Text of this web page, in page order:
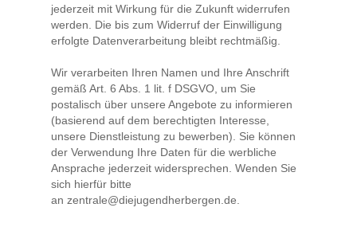
jederzeit mit Wirkung für die Zukunft widerrufen
werden. Die bis zum Widerruf der Einwilligung
erfolgte Datenverarbeitung bleibt rechtmäßig.
Wir verarbeiten Ihren Namen und Ihre Anschrift
gemäß Art. 6 Abs. 1 lit. f DSGVO, um Sie
postalisch über unsere Angebote zu informieren
(basierend auf dem berechtigten Interesse,
unsere Dienstleistung zu bewerben). Sie können
der Verwendung Ihre Daten für die werbliche
Ansprache jederzeit widersprechen. Wenden Sie
sich hierfür bitte
an zentrale@diejugendherbergen.de.